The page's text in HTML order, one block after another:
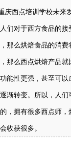
对于西方食品的接
那么烘焙食品的消
那么西点烘焙产品
能性更强，甚至可
渐转变。所以，人
，拥有很多西点师
收获很多。